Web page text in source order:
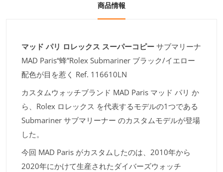
商品情報
マッド パリ ロレックス スーパーコピー サブマリーナ
MAD Paris“蜂”Rolex Submariner ブラック/イエロー
配色が目を惹く Ref. 116610LN
カスタムウォッチブランド MAD Paris マッド パリ か
ら、Rolex ロレックス を代表するモデルの1つである
Submariner サブマリーナー のカスタムモデルが登場
した。
今回 MAD Paris がカスタムしたのは、2010年から
2020年にかけて生産されたダイバーズウォッチ